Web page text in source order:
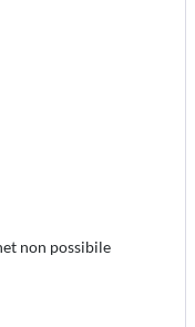
non possibile